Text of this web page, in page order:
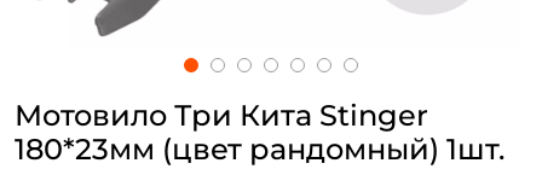
Мотовило Три Кита Stinger
180*23мм (цвет рандомный) 1шт.